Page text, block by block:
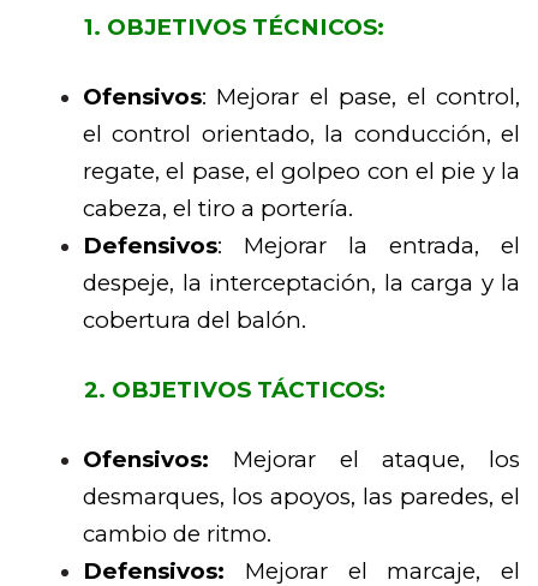
1. OBJETIVOS TÉCNICOS:
Ofensivos: Mejorar el pase, el control,
el control orientado, la conducción, el
regate, el pase, el golpeo con el pie y la
cabeza, el tiro a portería.
Defensivos: Mejorar la entrada, el
despeje, la interceptación, la carga y la
cobertura del balón.
2. OBJETIVOS TÁCTICOS:
Ofensivos: Mejorar el ataque, los
desmarques, los apoyos, las paredes, el
cambio de ritmo.
Defensivos: Mejorar el marcaje, el